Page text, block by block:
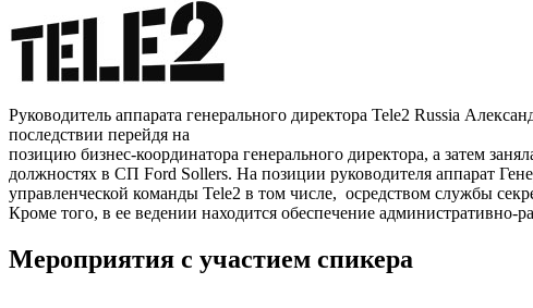
Руководитель аппарата генерального директора Tele2 Russia
последствии перейдя на
позицию бизнес-координатора генерального директора, а затем
должностях в СП Ford Sollers. На позиции руководителя аппарат
управленческой команды Tele2 в том числе, осредством службы
Кроме того, в ее ведении находится обеспечение административно-
Мероприятия с участием спикера